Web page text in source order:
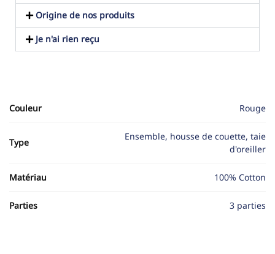
Origine de nos produits
Je n'ai rien reçu
Couleur Rouge
Type
Ensemble, housse de couette, taie
d'oreiller
Matériau 100% Cotton
Parties 3 parties